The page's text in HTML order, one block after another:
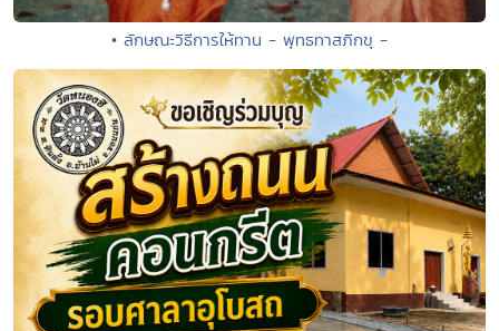
• ลักษณะวิธีการให้ทาน - พุทธทาสภิกขุ -